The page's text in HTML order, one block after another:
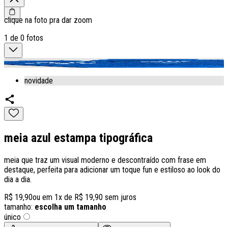
clique na foto pra dar zoom
1 de 0 fotos
novidade
meia azul estampa tipográfica
meia que traz um visual moderno e descontraído com frase em
destaque, perfeita para adicionar um toque fun e estiloso ao look do
dia a dia.
R$ 19,90ou em 1x de R$ 19,90 sem juros
tamanho: escolha um tamanho
único